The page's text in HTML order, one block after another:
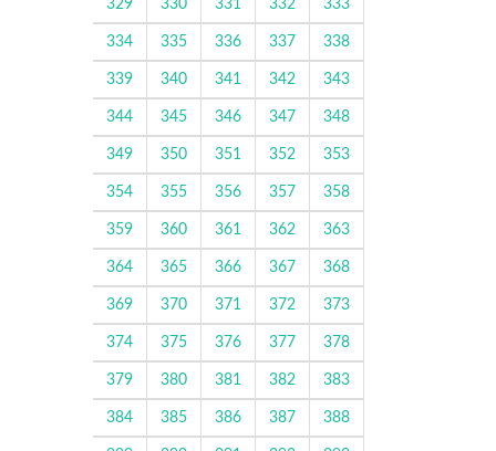
329 330 331 332 333
334 335 336 337 338
339 340 341 342 343
344 345 346 347 348
349 350 351 352 353
354 355 356 357 358
359 360 361 362 363
364 365 366 367 368
369 370 371 372 373
374 375 376 377 378
379 380 381 382 383
384 385 386 387 388